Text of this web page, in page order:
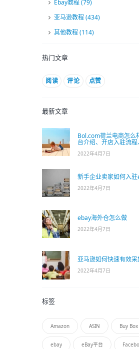
Ebay教程(79)
亚马逊教程(434)
其他教程(114)
热门文章
阅读 评论 点赞
最新文章
Bol.com荷兰电商怎么
台介绍、开店入驻流
2022年4月7日
新手企业卖家如何入
2022年4月7日
ebay海外仓怎么做
2022年4月7日
亚马逊如何快速有效采
2022年4月7日
标签
Amazon ASIN Buy Box
ebay eBay平台